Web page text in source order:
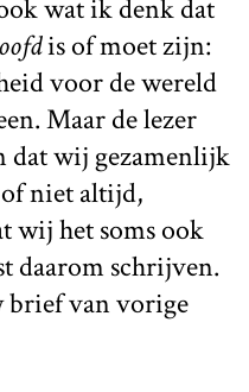
wat ik denk dat
is of moet zijn:
voor de wereld
Maar de lezer
dat wij gezamenlijk
niet altijd,
wij het soms ook
daarom schrijven.
van vorige